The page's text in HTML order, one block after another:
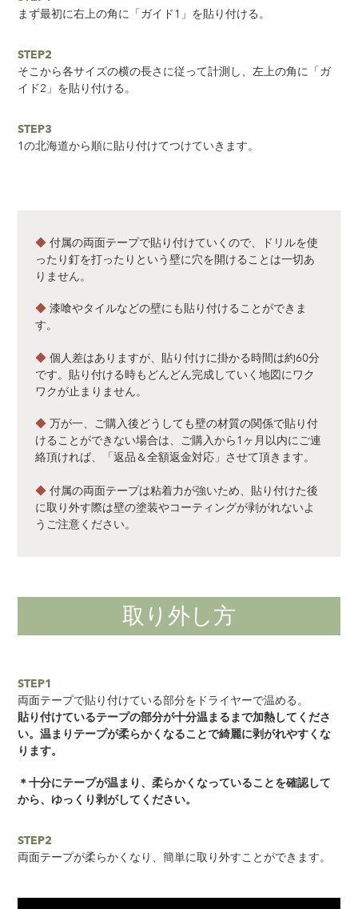
まず最初に右上の角に「ガイド1」を貼り付ける。
STEP2
そこから各サイズの横の長さに従って計測し、左上の角に「ガ
イド2」を貼り付ける。
STEP3
1の北海道から順に貼り付けてつけていきます。
◆ 付属の両面テープで貼り付けていくので、ドリルを使
ったり釘を打ったりという壁に穴を開けることは一切あ
りません。
◆ 漆喰やタイルなどの壁にも貼り付けることができま
す。
◆ 個人差はありますが、貼り付けに掛かる時間は約60分
です。貼り付ける時もどんどん完成していく地図にワク
ワクが止まりません。
◆ 万が一、ご購入後どうしても壁の材質の関係で貼り付
けることができない場合は、ご購入から1ヶ月以内にご連
絡頂ければ、「返品＆全額返金対応」させて頂きます。
◆ 付属の両面テープは粘着力が強いため、貼り付けた後
に取り外す際は壁の塗装やコーティングが剥がれないよ
うご注意ください。
取り外し方
STEP1
両面テープで貼り付けている部分をドライヤーで温める。
貼り付けているテープの部分が十分温まるまで加熱してくださ
い。 温まりテープが柔らかくなることで綺麗に剥がれやすくな
ります。
＊十分にテープが温まり、柔らかくなっていることを確認して
から、ゆっくり剥がしてください。
STEP2
両面テープが柔らかくなり、簡単に取り外すことができます。